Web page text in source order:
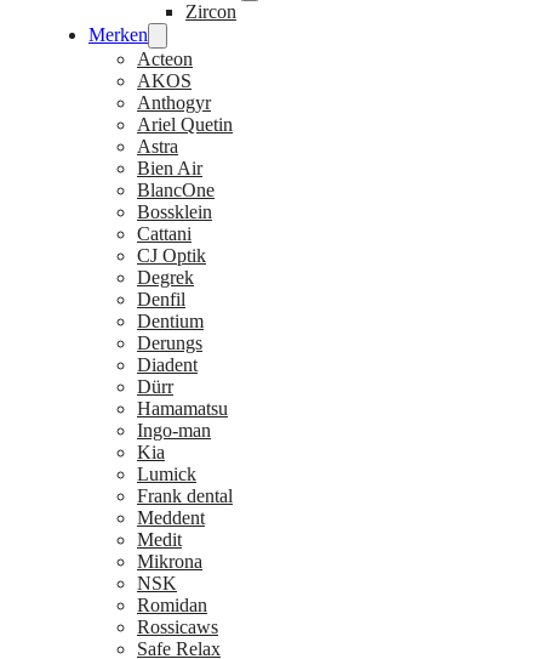
Zircon
Merken
Acteon
AKOS
Anthogyr
Ariel Quetin
Astra
Bien Air
BlancOne
Bossklein
Cattani
CJ Optik
Degrek
Denfil
Dentium
Derungs
Diadent
Dürr
Hamamatsu
Ingo-man
Kia
Lumick
Frank dental
Meddent
Medit
Mikrona
NSK
Romidan
Rossicaws
Safe Relax